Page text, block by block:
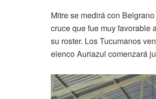
Mitre se medirá con
cruce que fue muy favorable
su roster. Los Tucumanos
elenco Auriazul comenzará